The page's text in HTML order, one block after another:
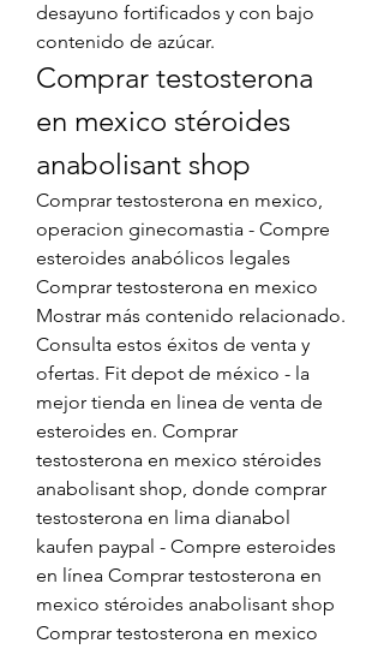
desayuno fortificados y con bajo
contenido de azúcar.
Comprar testosterona
en mexico stéroides
anabolisant shop
Comprar testosterona en mexico,
operacion ginecomastia - Compre
esteroides anabólicos legales
Comprar testosterona en mexico
Mostrar más contenido relacionado.
Consulta estos éxitos de venta y
ofertas. Fit depot de méxico - la
mejor tienda en linea de venta de
esteroides en. Comprar
testosterona en mexico stéroides
anabolisant shop, donde comprar
testosterona en lima dianabol
kaufen paypal - Compre esteroides
en línea Comprar testosterona en
mexico stéroides anabolisant shop
Comprar testosterona en mexico